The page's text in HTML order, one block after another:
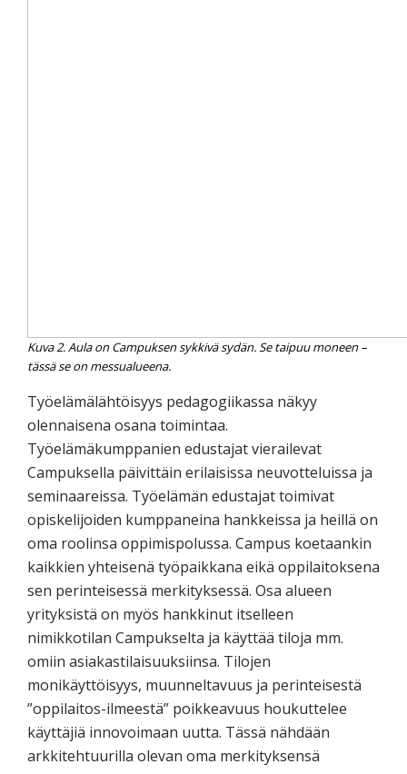
Kuva 2. Aula on Campuksen sykkivä sydän. Se taipuu moneen –
tässä se on messualueena.
Työelämälähtöisyys pedagogiikassa näkyy
olennaisena osana toimintaa.
Työelämäkumppanien edustajat vierailevat
Campuksella päivittäin erilaisissa neuvotteluissa ja
seminaareissa. Työelämän edustajat toimivat
opiskelijoiden kumppaneina hankkeissa ja heillä on
oma roolinsa oppimispolussa. Campus koetaankin
kaikkien yhteisenä työpaikkana eikä oppilaitoksena
sen perinteisessä merkityksessä. Osa alueen
yrityksistä on myös hankkinut itselleen
nimikkotilan Campukselta ja käyttää tiloja mm.
omiin asiakastilaisuuksiinsa. Tilojen
monikäyttöisyys, muunneltavuus ja perinteisestä
”oppilaitos-ilmeestä” poikkeavuus houkuttelee
käyttäjiä innovoimaan uutta. Tässä nähdään
arkkitehtuurilla olevan oma merkityksensä